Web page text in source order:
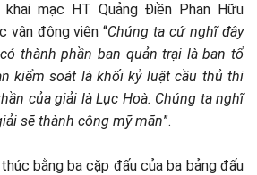
mạc HT Quảng Điền Phan Hữu
vận động viên “Chúng ta cứ nghĩ đây
thành phần ban quản trại là ban tổ
kiểm soát là khối kỷ luật cầu thủ thi
của giải là Lục Hoà. Chúng ta nghĩ
sẽ thành công mỹ mãn”.
bằng ba cặp đấu của ba bảng đấu